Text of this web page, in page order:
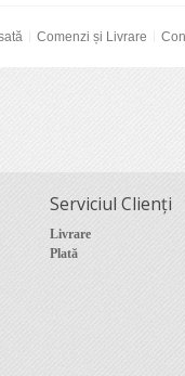
Comenzi și Livrare
Serviciul Clienți
Livrare
Plată